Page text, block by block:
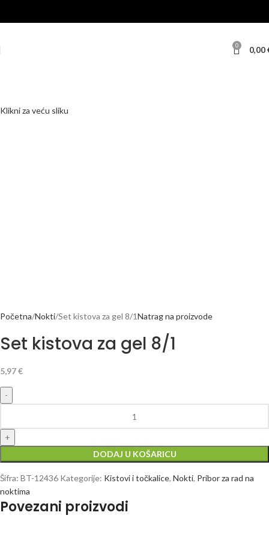
0 0,00
Klikni za veću sliku
Početna Nokti Set kistova za gel 8/1Natrag na proizvode
Set kistova za gel 8/1
5,97€
DODAJ U KOŠARICU
Šifra: BT-12436 Kategorije: Kistovi i točkalice, Nokti, Pribor za rad na
noktima
Povezani proizvodi